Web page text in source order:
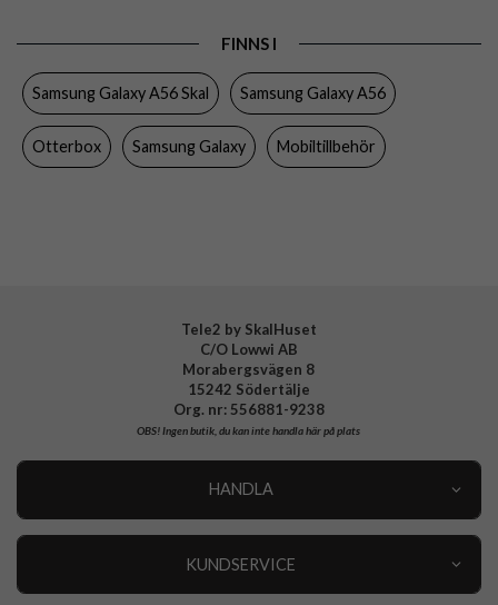
Färg
Material Hårdplast (PC), Mjukplast (TPU)
Varumärke
FINNS I
Samsung Galaxy A56 Skal Samsung Galaxy A56
Otterbox Samsung Galaxy Mobiltillbehör
Tele2 by SkalHuset
C/O Lowwi AB
Morabergsvägen 8
15242 Södertälje
Org. nr: 556881-9238
OBS!Ingen butik, du kan inte handla här på plats
HANDLA
KUNDSERVICE